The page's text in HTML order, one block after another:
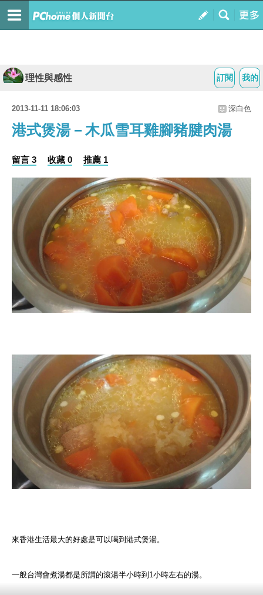
我的
訂閱
理性與感性
2013-11-11 18:06:03 深白色
港式煲湯－木瓜雪耳雞腳豬腱肉湯
留言 3 收藏 0 推薦 1
來香港生活最大的好處是可以喝到港式煲湯。
一般台灣會煮湯都是所謂的滾湯半小時到1小時左右的湯。